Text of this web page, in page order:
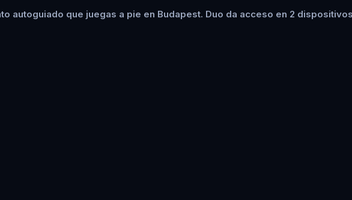
autoguiado que juegas a pie en Budapest. Duo da acceso en 2